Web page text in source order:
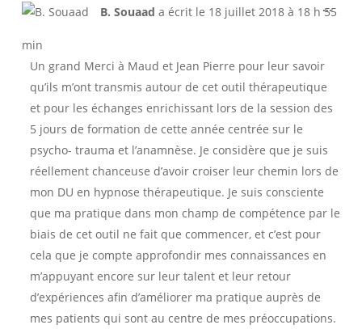
B. Souaad a écrit le 18 juillet 2018 à 18 h 55
min
Un grand Merci à Maud et Jean Pierre pour leur savoir
qu’ils m’ont transmis autour de cet outil thérapeutique
et pour les échanges enrichissant lors de la session des
5 jours de formation de cette année centrée sur le
psycho- trauma et l’anamnèse. Je considère que je suis
réellement chanceuse d’avoir croiser leur chemin lors de
mon DU en hypnose thérapeutique. Je suis consciente
que ma pratique dans mon champ de compétence par le
biais de cet outil ne fait que commencer, et c’est pour
cela que je compte approfondir mes connaissances en
m’appuyant encore sur leur talent et leur retour
d’expériences afin d’améliorer ma pratique auprès de
mes patients qui sont au centre de mes préoccupations.
...
cette